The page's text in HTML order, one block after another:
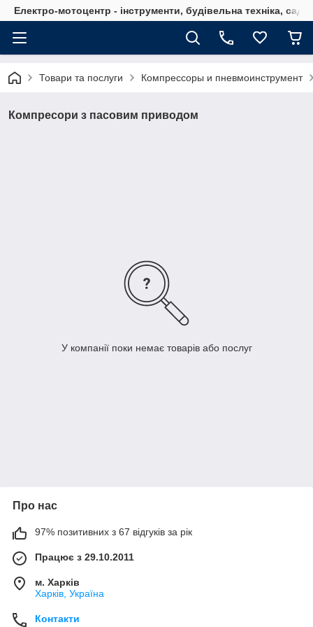
Електро-мотоцентр - інструменти, будівельна техніка,
Товари та послуги Компрессоры и пневмоинструмент
Компресори з пасовим приводом
У компанії поки немає товарів або послуг
Про нас
97% позитивних з 67 відгуків за рік
Працює з 29.10.2011
м. Харків
Харків, Україна
Контакти